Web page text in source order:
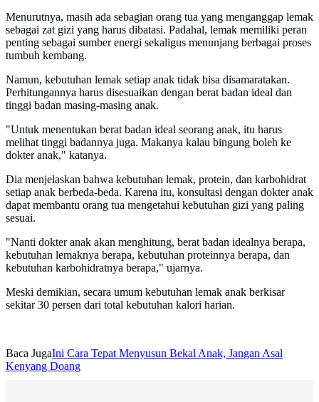
Menurutnya, masih ada sebagian orang tua yang menganggap lemak
sebagai zat gizi yang harus dibatasi. Padahal, lemak memiliki peran
penting sebagai sumber energi sekaligus menunjang berbagai proses
tumbuh kembang.
Namun, kebutuhan lemak setiap anak tidak bisa disamaratakan.
Perhitungannya harus disesuaikan dengan berat badan ideal dan
tinggi badan masing-masing anak.
"Untuk menentukan berat badan ideal seorang anak, itu harus
melihat tinggi badannya juga. Makanya kalau bingung boleh ke
dokter anak," katanya.
Dia menjelaskan bahwa kebutuhan lemak, protein, dan karbohidrat
setiap anak berbeda-beda. Karena itu, konsultasi dengan dokter anak
dapat membantu orang tua mengetahui kebutuhan gizi yang paling
sesuai.
"Nanti dokter anak akan menghitung, berat badan idealnya berapa,
kebutuhan lemaknya berapa, kebutuhan proteinnya berapa, dan
kebutuhan karbohidratnya berapa," ujarnya.
Meski demikian, secara umum kebutuhan lemak anak berkisar
sekitar 30 persen dari total kebutuhan kalori harian.
Baca JugaIni Cara Tepat Menyusun Bekal Anak, Jangan Asal
Kenyang Doang